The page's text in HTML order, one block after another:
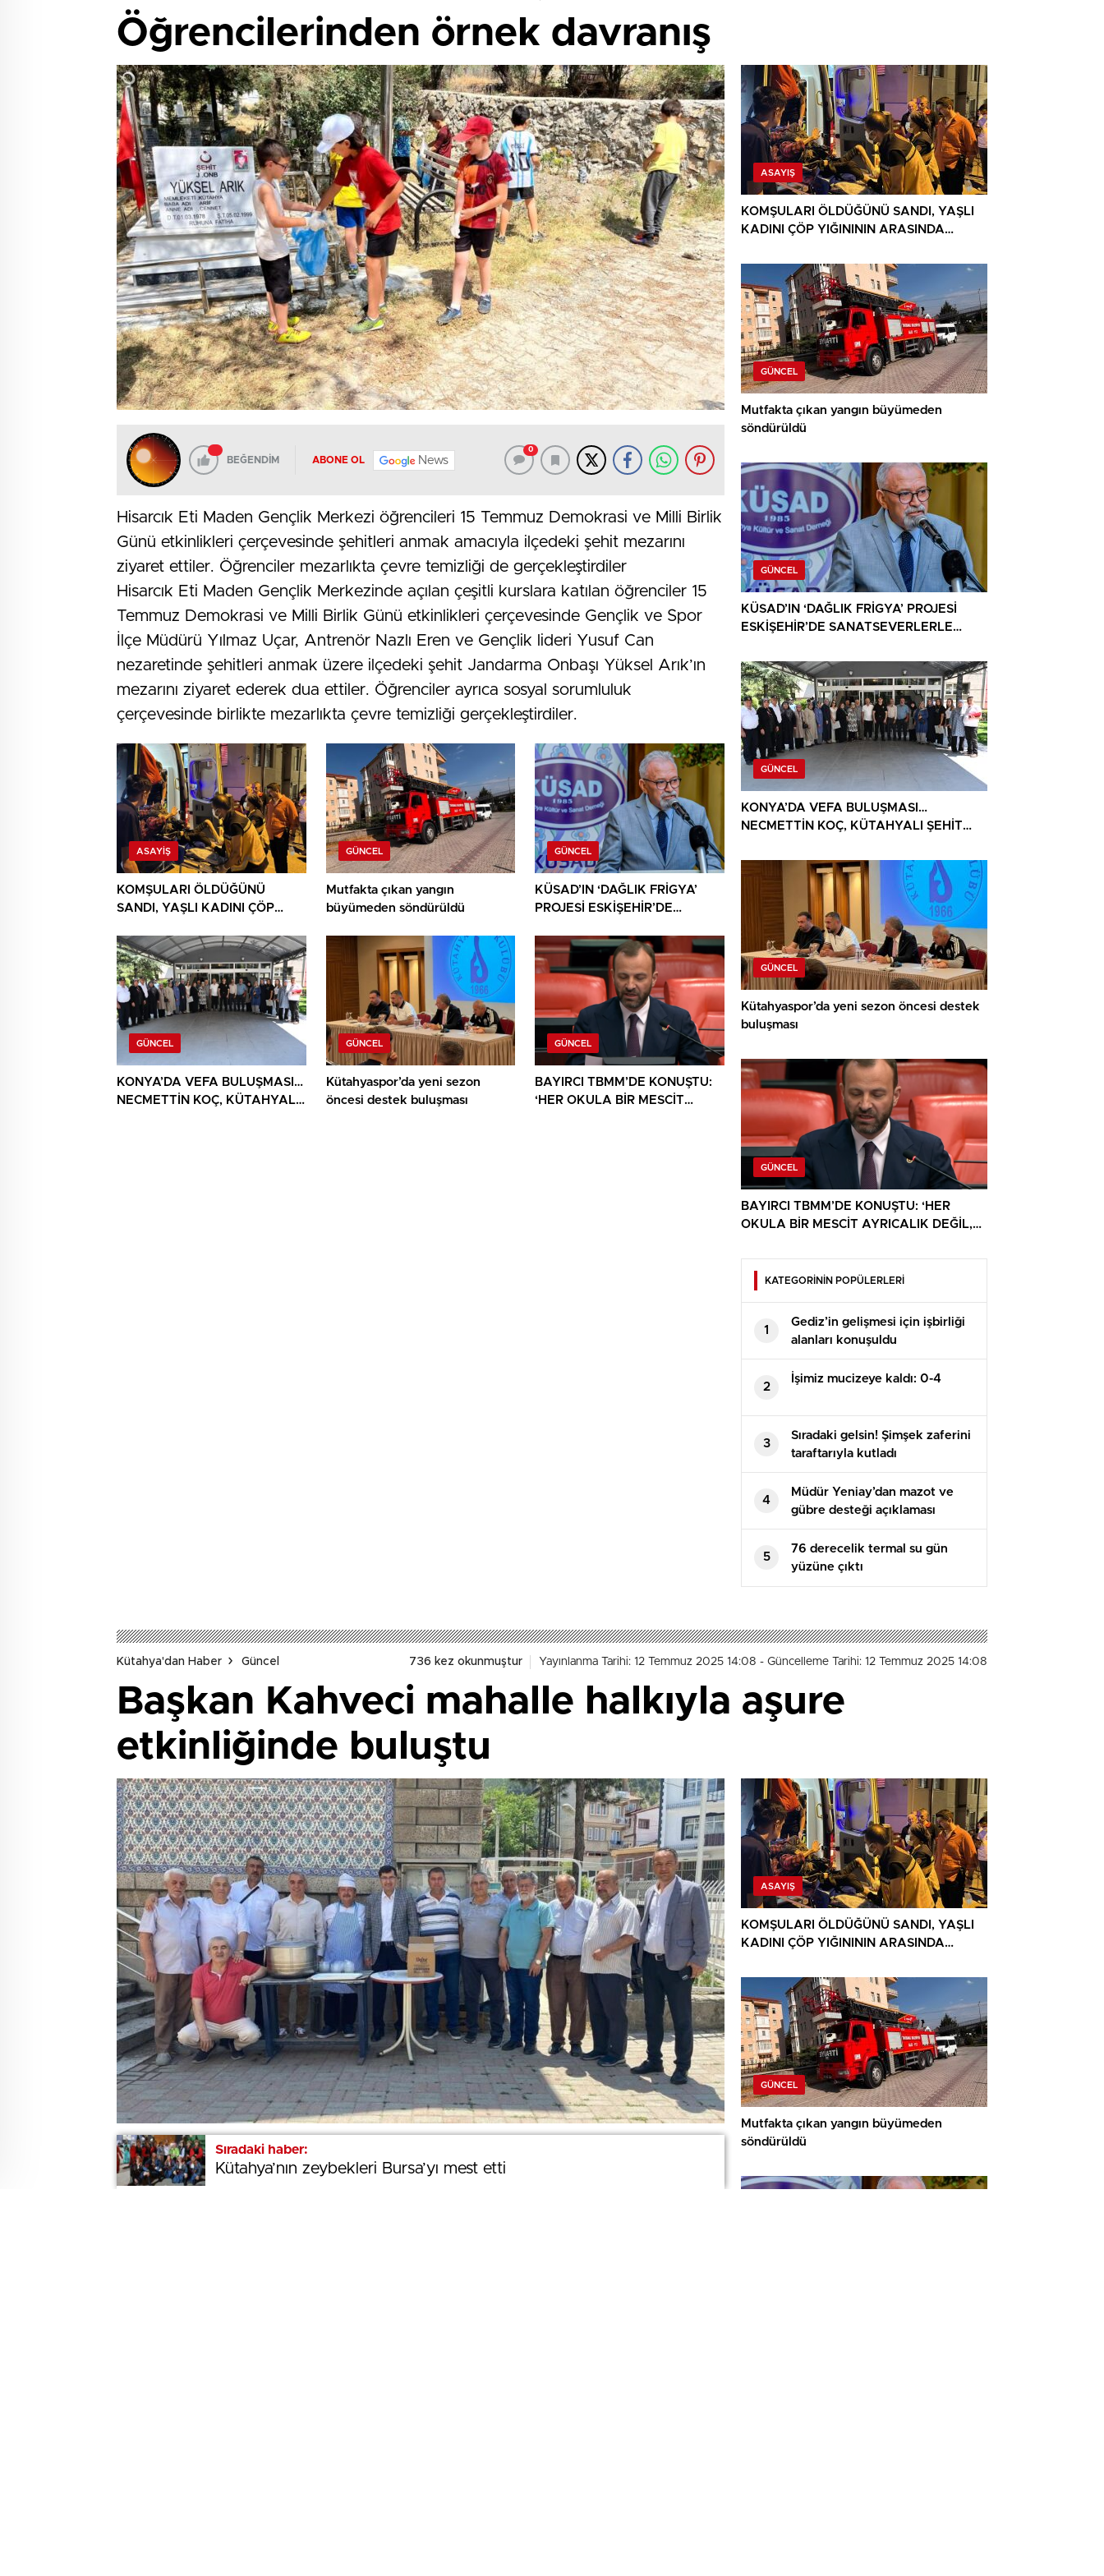
Öğrencilerinden örnek davranış
BEĞENDİM ABONE OL News
0
Hisarcık Eti Maden Gençlik Merkezi öğrencileri 15 Temmuz Demokrasi ve Milli Birlik
Günü etkinlikleri çerçevesinde şehitleri anmak amacıyla ilçedeki şehit mezarını
ziyaret ettiler. Öğrenciler mezarlıkta çevre temizliği de gerçekleştirdiler
Hisarcık Eti Maden Gençlik Merkezinde açılan çeşitli kurslara katılan öğrenciler 15
Temmuz Demokrasi ve Milli Birlik Günü etkinlikleri çerçevesinde Gençlik ve Spor
İlçe Müdürü Yılmaz Uçar, Antrenör Nazlı Eren ve Gençlik lideri Yusuf Can
nezaretinde şehitleri anmak üzere ilçedeki şehit Jandarma Onbaşı Yüksel Arık’ın
mezarını ziyaret ederek dua ettiler. Öğrenciler ayrıca sosyal sorumluluk
çerçevesinde birlikte mezarlıkta çevre temizliği gerçekleştirdiler.
ASAYIŞ
KOMŞULARI ÖLDÜĞÜNÜ
SANDI, YAŞLI KADINI ÇÖP
BULUNDU
GÜNCEL
Mutfakta çıkan yangın
büyümeden söndürüldü
GÜNCEL
KÜSAD’IN ‘DAĞLIK FRİGYA’
PROJESİ ESKİŞEHİR’DE
BULUŞUYOR
GÜNCEL
KONYA’DA VEFA BULUŞMASI…
NECMETTİN KOÇ, KÜTAHYALI
GÜNCEL
Kütahyaspor’da yeni sezon
öncesi destek buluşması
GÜNCEL
BAYIRCI TBMM’DE KONUŞTU:
‘HER OKULA BİR MESCİT
Sıradaki haber:
Kütahya’nın zeybekleri Bursa’yı mest etti
ASAYIŞ
KOMŞULARI ÖLDÜĞÜNÜ SANDI, YAŞLI
KADINI ÇÖP YIĞINININ ARASINDA
GÜNCEL
Mutfakta çıkan yangın büyümeden
söndürüldü
GÜNCEL
KÜSAD’IN ‘DAĞLIK FRİGYA’ PROJESİ
ESKİŞEHİR’DE SANATSEVERLERLE
GÜNCEL
KONYA’DA VEFA BULUŞMASI…
NECMETTİN KOÇ, KÜTAHYALI ŞEHİT
GÜNCEL
Kütahyaspor’da yeni sezon öncesi destek
buluşması
GÜNCEL
BAYIRCI TBMM’DE KONUŞTU: ‘HER
OKULA BİR MESCİT AYRICALIK DEĞİL,
KATEGORİNİN POPÜLERLERİ
1
Gediz’in gelişmesi için işbirliği
alanları konuşuldu
2
İşimiz mucizeye kaldı: 0-4
3
Sıradaki gelsin! Şimşek zaferini
taraftarıyla kutladı
4
Müdür Yeniay’dan mazot ve
gübre desteği açıklaması
5
76 derecelik termal su gün
yüzüne çıktı
Kütahya'dan Haber Güncel 736 kez okunmuştur Yayınlanma Tarihi: 12 Temmuz 2025 14:08 - Güncelleme Tarihi: 12 Temmuz 2025 14:08
Başkan Kahveci mahalle halkıyla aşure
etkinliğinde buluştu
BEĞENDİM ABONE OL News
Sıradaki haber:
Kütahya’nın zeybekleri Bursa’yı mest etti
ASAYIŞ
KOMŞULARI ÖLDÜĞÜNÜ SANDI, YAŞLI
KADINI ÇÖP YIĞINININ ARASINDA
GÜNCEL
Mutfakta çıkan yangın büyümeden
söndürüldü